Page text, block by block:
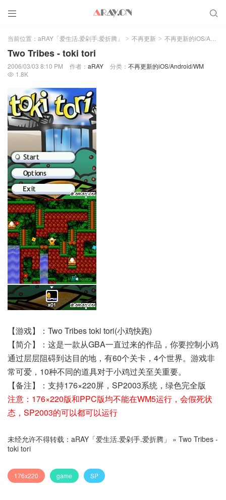
 
当前位置： aRAY「爱生活.爱剁手.爱折腾」 > 不再更新 > 不再更新的iOS/Android/WM
Two Tribes - toki tori
2006/03/03 8:10 PM 作者： aRAY 分类： 不再更新的iOS/Android/WM
 1.8K
【游戏】：Two Tribes toki tori(小鸡快跑)
【简介】：这是一款从GBA一直过来的作品，你要控制小鸡
通过层层阻碍到达目的地，有60个关卡，4个世界。游戏非
常可爱，10种不同的道具对于小鸡过关至关重要。
【备注】：支持176×220屏，SP2003系统，绿色完全版
注意：176×220版和PPC版均不能在WM5运行，会假死状
态，SP2003的可以都可以运行
未经允许不得转载： aRAY「爱生活.爱剁手.爱折腾」 » Two Tribes -
toki tori
176x220 game SP